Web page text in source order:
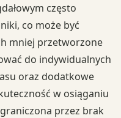
często
co może być
mniej przetworzone
do indywidualnych
oraz dodatkowe
w osiąganiu
przez brak